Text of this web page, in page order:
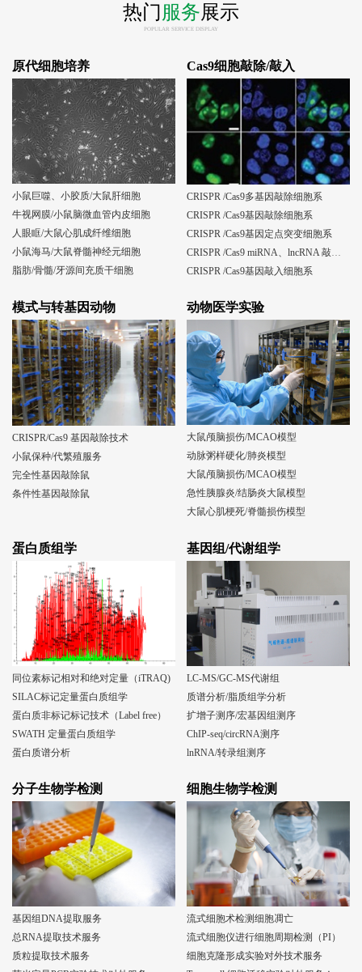
热门服务展示
POPULAR SERVICE DISPLAY
原代细胞培养
小鼠巨噬、小胶质/大鼠肝细胞
牛视网膜/小鼠脑微血管内皮细胞
人眼眶/大鼠心肌成纤维细胞
小鼠海马/大鼠脊髓神经元细胞
脂肪/骨髓/牙源间充质干细胞
Cas9细胞敲除/敲入
CRISPR /Cas9多基因敲除细胞系
CRISPR /Cas9基因敲除细胞系
CRISPR /Cas9基因定点突变细胞系
CRISPR /Cas9基因敲入细胞系
模式与转基因动物
CRISPR/Cas9 基因敲除技术
小鼠保种/代繁殖服务
完全性基因敲除鼠
条件性基因敲除鼠
动物医学实验
大鼠颅脑损伤/MCAO模型
动脉粥样硬化/肺炎模型
大鼠颅脑损伤/MCAO模型
急性胰腺炎/结肠炎大鼠模型
大鼠心肌梗死/脊髓损伤模型
蛋白质组学
同位素标记相对和绝对定量（iTRAQ)
SILAC标记定量蛋白质组学
蛋白质非标记标记技术（Label free）
SWATH 定量蛋白质组学
蛋白质谱分析
基因组/代谢组学
LC-MS/GC-MS代谢组
质谱分析/脂质组学分析
扩增子测序/宏基因组测序
ChIP-seq/circRNA测序
lnRNA/转录组测序
分子生物学检测
基因组DNA提取服务
总RNA提取技术服务
质粒提取技术服务
细胞生物学检测
流式细胞术检测细胞凋亡
流式细胞仪进行细胞周期检测（PI）
细胞克隆形成实验对外技术服务